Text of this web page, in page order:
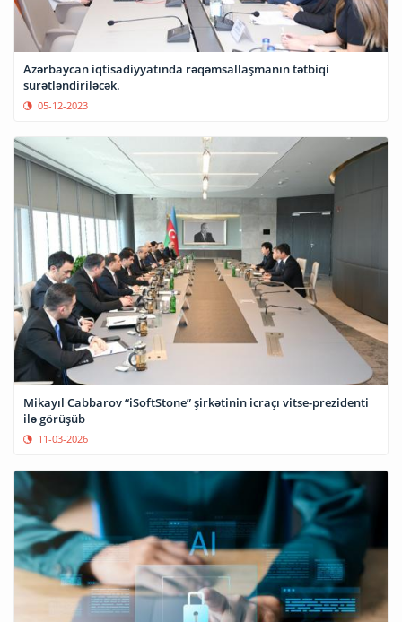
Azərbaycan iqtisadiyyatında rəqəmsallaşmanın tətbiqi
sürətləndiriləcək.
05-12-2023
Mikayıl Cabbarov “iSoftStone” şirkətinin icraçı vitse-prezidenti
ilə görüşüb
11-03-2026